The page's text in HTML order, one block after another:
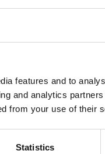
features and to
and analytics
from your use of their
Statistics
über die
verbleiben Ihre
Einwilligung zur